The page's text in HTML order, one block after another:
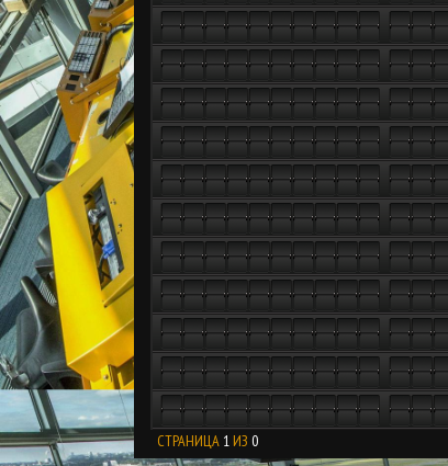
СТРАНИЦА 1 ИЗ 0